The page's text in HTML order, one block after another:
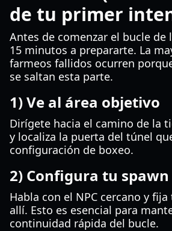
de tu primer
Antes de comenzar el bucle de
15 minutos a prepararte. La
farmeos fallidos ocurren
se saltan esta parte.
1) Ve al área objetivo
Dirígete hacia el camino de la
y localiza la puerta del túnel
configuración de boxeo.
2) Configura tu
Habla con el NPC cercano y
allí. Esto es esencial para
continuidad rápida del bucle.